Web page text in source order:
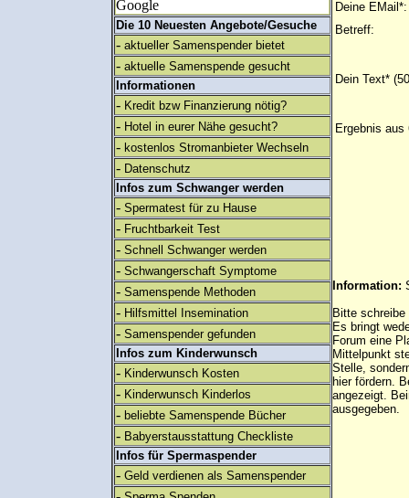
Google
Die 10 Neuesten Angebote/Gesuche
- aktueller Samenspender bietet
- aktuelle Samenspende gesucht
Informationen
- Kredit bzw Finanzierung nötig?
- Hotel in eurer Nähe gesucht?
- kostenlos Stromanbieter Wechseln
- Datenschutz
Infos zum Schwanger werden
- Spermatest für zu Hause
- Fruchtbarkeit Test
- Schnell Schwanger werden
- Schwangerschaft Symptome
- Samenspende Methoden
- Hilfsmittel Insemination
- Samenspender gefunden
Infos zum Kinderwunsch
- Kinderwunsch Kosten
- Kinderwunsch Kinderlos
- beliebte Samenspende Bücher
- Babyerstausstattung Checkliste
Infos für Spermaspender
- Geld verdienen als Samenspender
Deine EMail*:
Betreff:
Dein Text*
Ergebnis aus
Information:
Bitte
Es bringt
Forum eine
Mittelpunkt
Stelle,
hier fördern.
angezeigt.
ausgegeben.